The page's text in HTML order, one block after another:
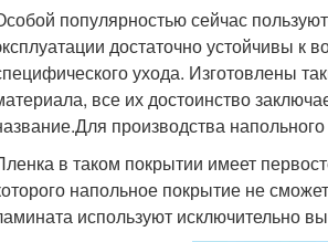
популярностью сейчас
достаточно устойчивы к
ухода. Изготовлены
все их достоинство
производства
в таком покрытии имеет
напольное покрытие не
используют исключительно